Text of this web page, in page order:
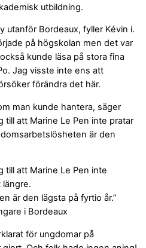
utbildning.
utanför Bordeaux, fyller Kévin i.
på högskolan men det var
kunde läsa på stora fina
Jag visste inte ens att
förändra det här.
man kunde hantera, säger
till att Marine Le Pen inte pratar
är den
till att Marine Le Pen inte
längre.
är den lägsta på fyrtio år.”
i Bordeaux
för ungdomar på